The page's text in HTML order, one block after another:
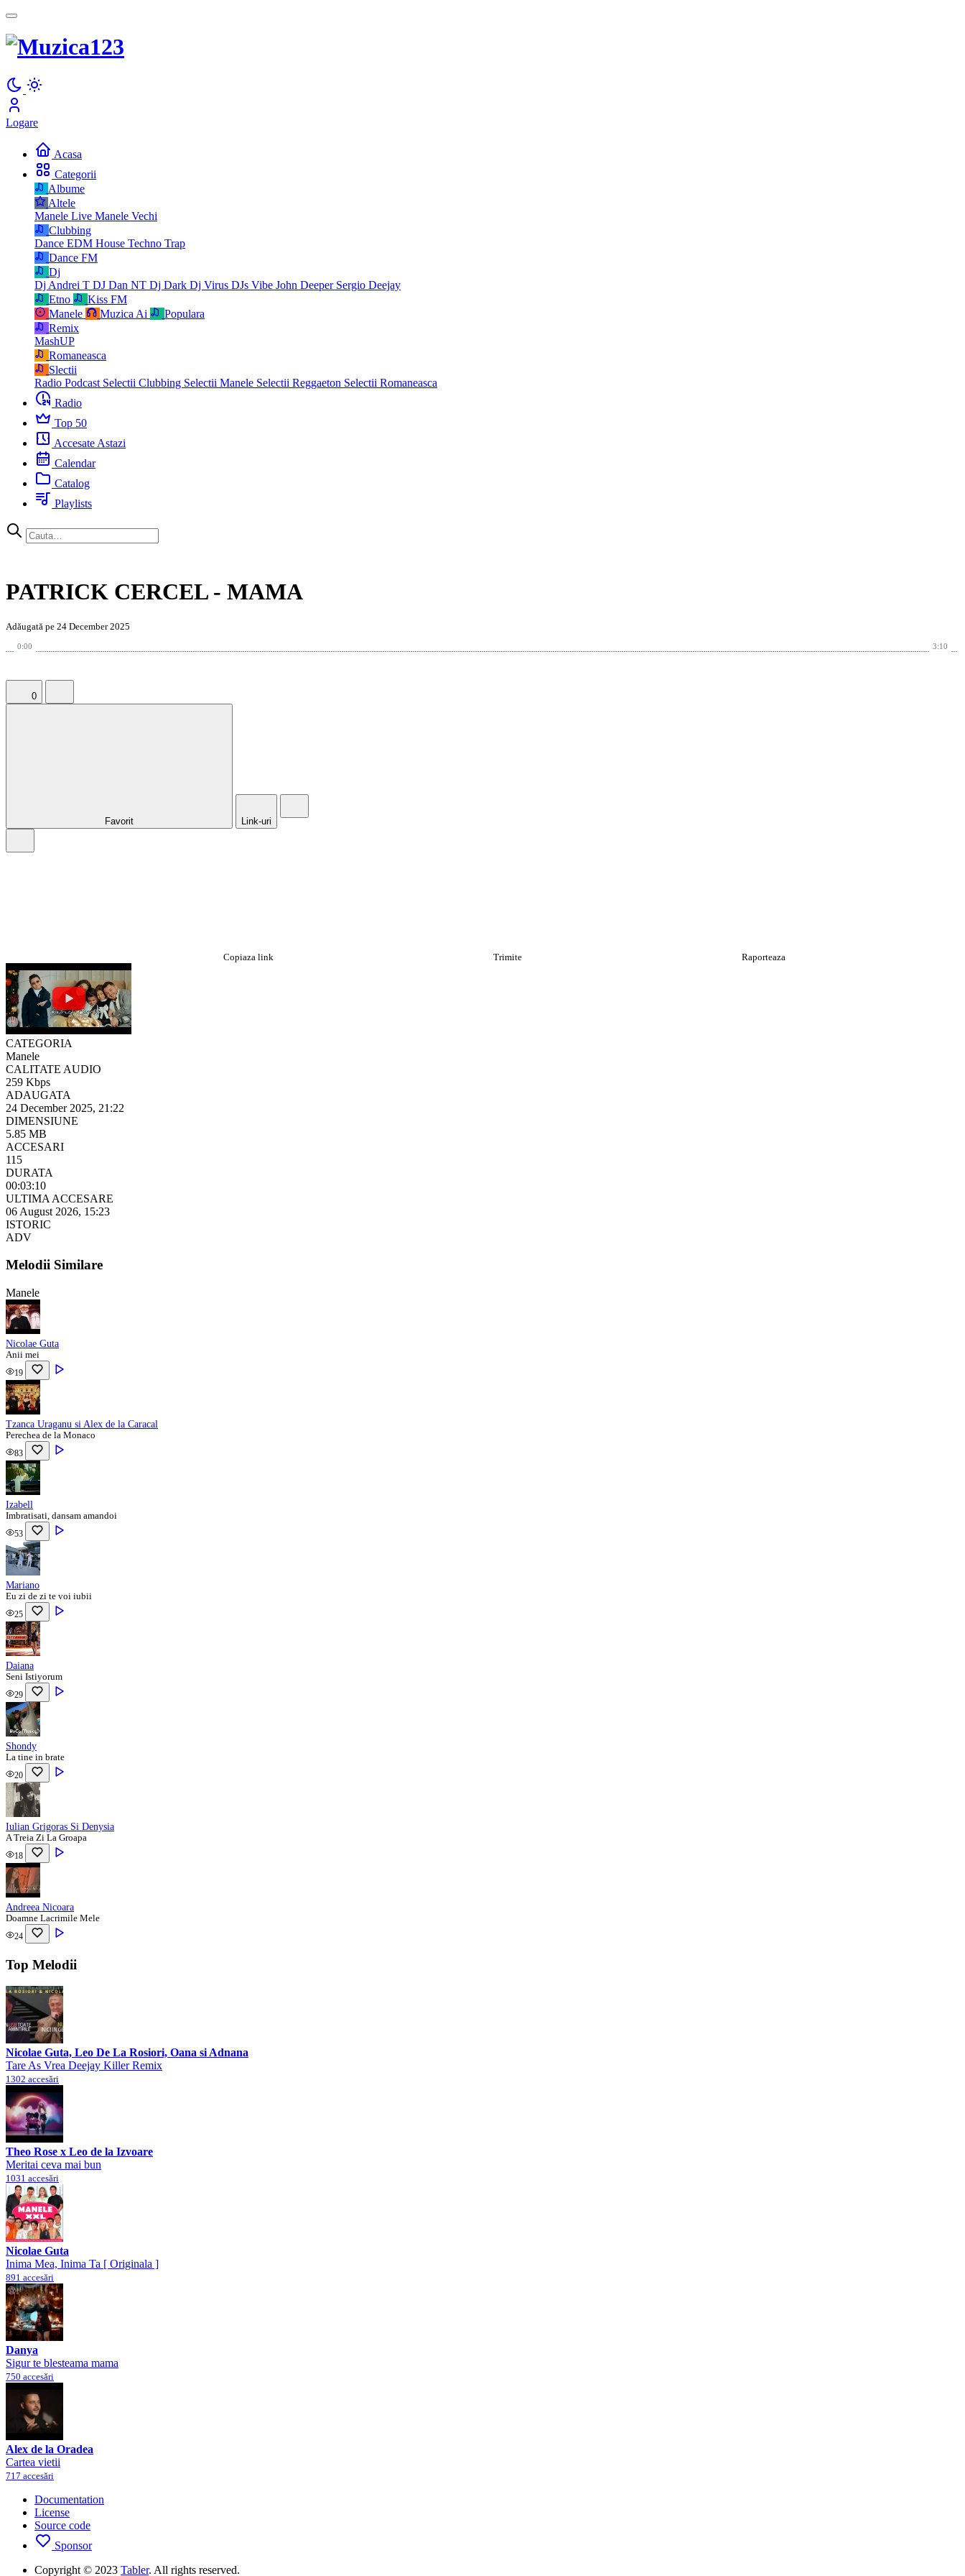
Logare
Acasa
Categorii
Albume
Altele
Manele Live Manele Vechi
Clubbing
Dance EDM House Techno Trap
Dance FM
Dj
Dj Andrei T DJ Dan NT Dj Dark Dj Virus DJs Vibe John Deeper Sergio Deejay
Etno
Kiss FM
Manele
Muzica Ai
Populara
Remix
MashUP
Romaneasca
Slectii
Radio Podcast Selectii Clubbing Selectii Manele Selectii Reggaeton Selectii Romaneasca
Radio
Top 50
Accesate Astazi
Calendar
Catalog
Playlists
PATRICK CERCEL - MAMA
Adăugată pe 24 December 2025
0:00 3:10
0
Favorit Link-uri
Copiaza link Trimite Raporteaza
CATEGORIA
Manele
CALITATE AUDIO
259 Kbps
ADAUGATA
24 December 2025, 21:22
DIMENSIUNE
5.85 MB
ACCESARI
115
DURATA
00:03:10
ULTIMA ACCESARE
06 August 2026, 15:23
ISTORIC
ADV
Melodii Similare
Manele
Nicolae Guta
Anii mei
19
Tzanca Uraganu si Alex de la Caracal
Perechea de la Monaco
83
Izabell
Imbratisati, dansam amandoi
53
Mariano
Eu zi de zi te voi iubii
25
Daiana
Seni Istiyorum
29
Shondy
La tine in brate
20
Iulian Grigoras Si Denysia
A Treia Zi La Groapa
18
Andreea Nicoara
Doamne Lacrimile Mele
24
Top Melodii
Nicolae Guta, Leo De La Rosiori, Oana si Adnana
Tare As Vrea Deejay Killer Remix
1302 accesări
Theo Rose x Leo de la Izvoare
Meritai ceva mai bun
1031 accesări
Nicolae Guta
Inima Mea, Inima Ta [ Originala ]
891 accesări
Danya
Sigur te blesteama mama
750 accesări
Alex de la Oradea
Cartea vietii
717 accesări
Documentation
License
Source code
Sponsor
Copyright © 2023 Tabler. All rights reserved.